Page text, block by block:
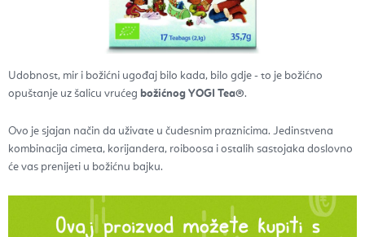
Udobnost, mir i božićni ugođaj bilo kada, bilo gdje - to je božićno
opuštanje uz šalicu vrućeg božićnog YOGI Tea®.
Ovo je sjajan način da uživate u čudesnim praznicima. Jedinstvena
kombinacija cimeta, korijandera, roiboosa i ostalih sastojaka doslovno
će vas prenijeti u božićnu bajku.